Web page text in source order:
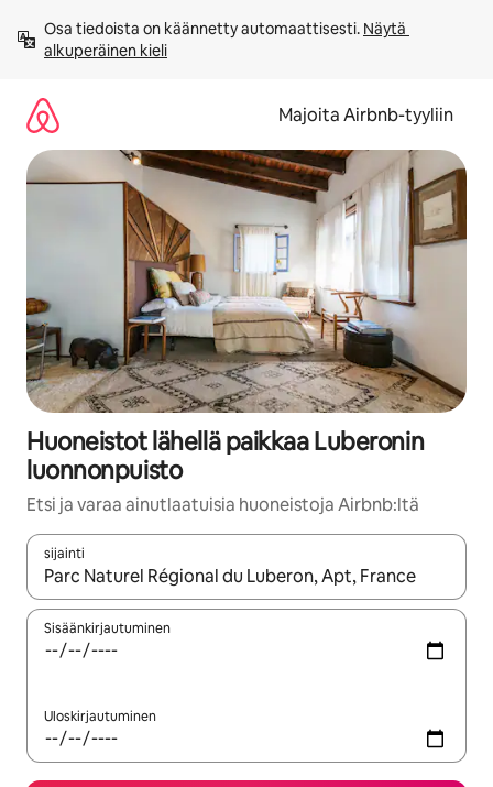
sisältö
väliin
Osa tiedoista on käännetty automaattisesti. Näytä
alkuperäinen kieli
Majoita Airbnb-tyyliin
Huoneistot lähellä paikkaa Luberonin
luonnonpuisto
Etsi ja varaa ainutlaatuisia huoneistoja Airbnb:ltä
sijainti
Kun tulokset ovat saatavilla, navigoi ylös- ja alas-
Sisäänkirjautuminen
Uloskirjautuminen